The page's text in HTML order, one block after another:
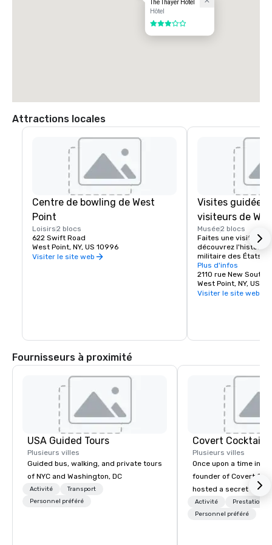
The Thayer Hotel
Hôtel
3 sur 5
Attractions locales
Centre de bowling de West
Point
Loisirs2 blocs
622 Swift Road
West Point, NY, US 10996
Visiter le site web
Visites guidées
visiteurs de
Musée2 blocs
Faites une visite
découvrez l'histoire
militaire des États-
https://
Plus d'infos
2110 rue New South
West Point, NY, US
Visiter le site web
Fournisseurs à proximité
USA Guided Tours
Plusieurs villes
Guided bus, walking, and private tours
of NYC and Washington, DC
Activité
Transport
Personnel préféré
Covert Cocktail
Plusieurs villes
Once upon a time in
founder of Covert
hosted a secret
intimate place for
in his home. The only
Activité
Prestations/
Personnel préféré